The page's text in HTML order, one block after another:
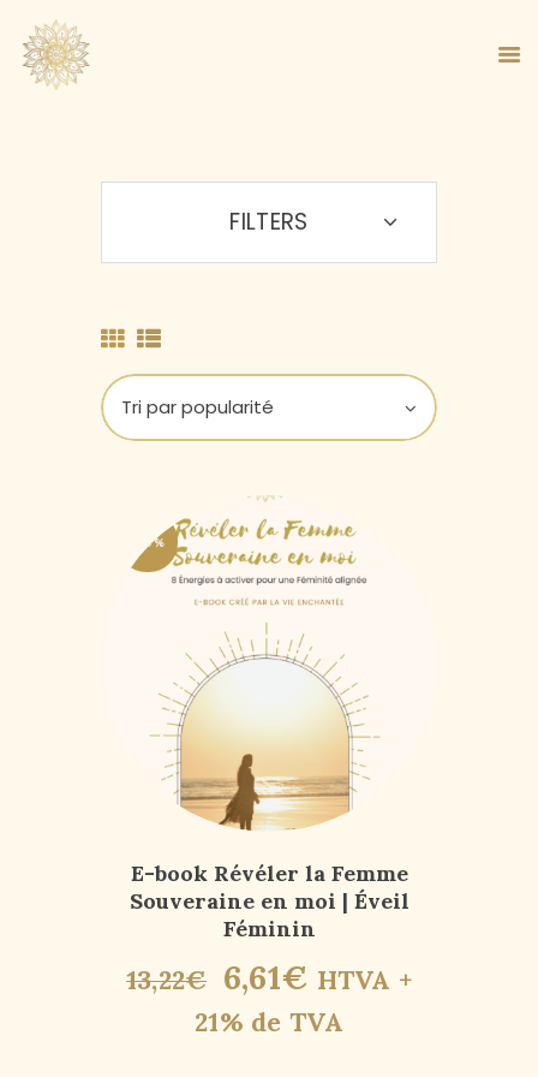
À PROPOS
BOUTIQUE
PANIER
-50%
E-book Révéler la Femme
Souveraine en moi | Éveil
Féminin
13,22€ 6,61€ HTVA +
21% de TVA
FILTERS